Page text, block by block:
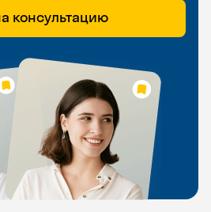
консультацию